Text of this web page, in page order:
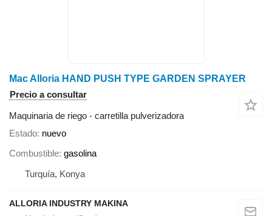
Mac Alloria HAND PUSH TYPE GARDEN SPRAYER
Precio a consultar
Maquinaria de riego - carretilla pulverizadora
Estado nuevo
Combustible gasolina
Turquía, Konya
ALLORIA INDUSTRY MAKINA